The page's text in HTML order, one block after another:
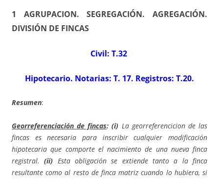
1 AGRUPACION. SEGREGACIÓN. AGREGACIÓN.
DIVISIÓN DE FINCAS
Civil: T.32
Hipotecario. Notarias: T. 17. Registros: T.20.
Resumen:
Georreferenciación de fincas: (i) La georreferencicion de las
fincas es necesaria para inscribir cualquier modificación
hipotecaria que comporte el nacimiento de una nueva finca
registral.(ii) Esta obligación se extiende tanto a la finca
resultante como al resto de finca matriz cuando lo hubiera, si